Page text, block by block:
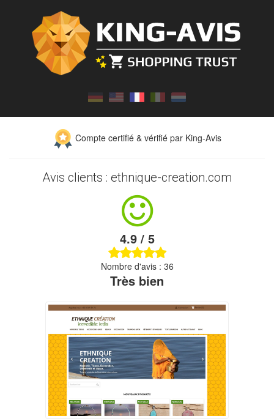
Compte certifié & vérifié par King-Avis
Avis clients : ethnique-creation.com
4.9 / 5
Nombre d'avis : 36
Très bien